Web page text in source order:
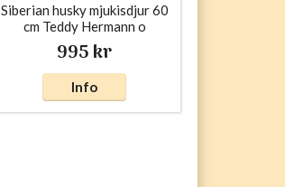
Siberian husky mjukisdjur 60
cm Teddy Hermann o
995 kr
Info